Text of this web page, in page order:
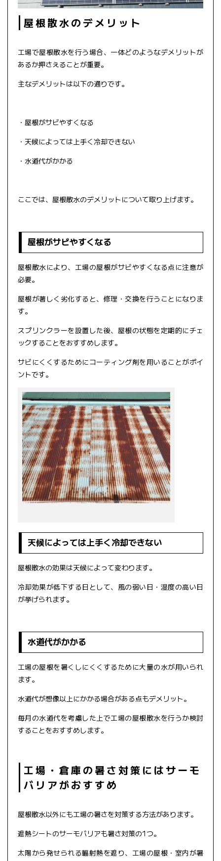
屋根散水のデメリット
工場で屋根散水を行う場合、一体どのようなデメリットが
あるか押さえることが重要。
主なデメリットは以下の通りです。
・屋根がサビやすくなる
・天候によっては上手く冷却できない
・水道代がかかる
ここでは、屋根散水のデメリットについて取り上げます。
屋根がサビやすくなる
屋根散水により、工場の屋根がサビやすくなる点に注意が
必要。
屋根が著しく劣化すると、修理・交換を行うことになりま
す。
スプリンクラーを設置した後、屋根の状態を定期的にチェ
ックすることをおすすめします。
サビにくくするためにコーティング剤を用いることがポイ
ントです。
天候によっては上手く冷却できない
屋根散水の効果は天候によって変わります。
冷却効果が低下する日として、風の弱い日・湿度の高い日
が挙げられます。
水道代がかかる
工場の屋根を暑くしにくくするために大量の水が用いられ
ます。
水道代が想像以上にかかる場合がある点もデメリット。
毎月の水道代を考慮した上で工場の屋根散水を行うか検討
することをおすすめします。
工場・倉庫の暑さ対策にはサーモ
バリアがおすすめ
屋根散水以外にも工場の暑さを対策する方法があります。
遮熱シートのサーモバリアも暑さ対策の1つ。
太陽から発せられる輻射熱を遮り、工場の屋根・室内が暑